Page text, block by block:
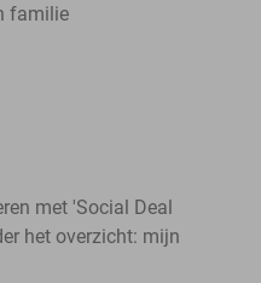
familie
met 'Social Deal
het overzicht: mijn